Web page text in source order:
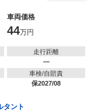
車両価格
44万円
走行距離
―
車検/自賠責
保2027/08
ント